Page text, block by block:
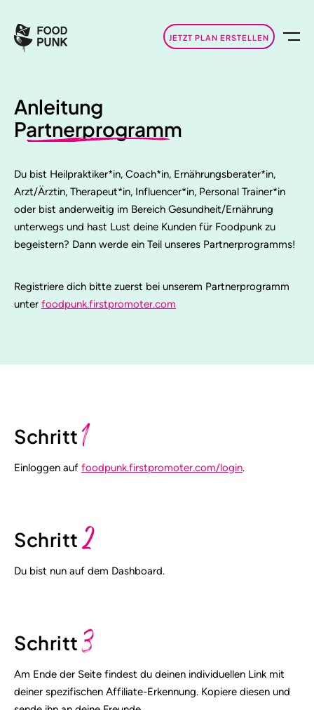
JETZT PLAN ERSTELLEN
Anleitung
Partnerprogramm
Du bist Heilpraktiker*in, Coach*in, Ernährungsberater*in,
Arzt/Ärztin, Therapeut*in, Influencer*in, Personal Trainer*in
oder bist anderweitig im Bereich Gesundheit/Ernährung
unterwegs und hast Lust deine Kunden für Foodpunk zu
begeistern? Dann werde ein Teil unseres Partnerprogramms!
Registriere dich bitte zuerst bei unserem Partnerprogramm
unter foodpunk.firstpromoter.com
Schritt 1
Einloggen auf foodpunk.firstpromoter.com/login.
Schritt 2
Du bist nun auf dem Dashboard.
Schritt 3
Am Ende der Seite findest du deinen individuellen Link mit
deiner spezifischen Affiliate-Erkennung. Kopiere diesen und